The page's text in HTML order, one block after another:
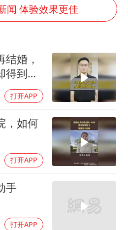
过火把节被抹成黑猫
经理辟谣Bin离队
一男子胃中取出180颗铁钉
颖儿子首次演长剧
开学三件套”全线暴涨
总书记点赞的非遗苗绣焕发新生机
闻 体验效果更佳
婚，
得到父
打开APP
，如何
打开APP
手
打开APP